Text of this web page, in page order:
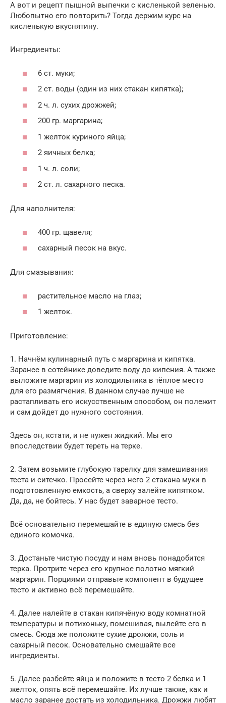
А вот и рецепт пышной выпечки с кисленькой зеленью.
Любопытно его повторить? Тогда держим курс на
кисленькую вкуснятину.
Ингредиенты:
6 ст. муки;
2 ст. воды (один из них стакан кипятка);
2 ч. л. сухих дрожжей;
200 гр. маргарина;
1 желток куриного яйца;
2 яичных белка;
1 ч. л. соли;
2 ст. л. сахарного песка.
Для наполнителя:
400 гр. щавеля;
сахарный песок на вкус.
Для смазывания:
растительное масло на глаз;
1 желток.
Приготовление:
1. Начнём кулинарный путь с маргарина и кипятка.
Заранее в сотейнике доведите воду до кипения. А также
выложите маргарин из холодильника в тёплое место
для его размягчения. В данном случае лучше не
растапливать его искусственным способом, он полежит
и сам дойдет до нужного состояния.
Здесь он, кстати, и не нужен жидкий. Мы его
впоследствии будет тереть на терке.
2. Затем возьмите глубокую тарелку для замешивания
теста и ситечко. Просейте через него 2 стакана муки в
подготовленную емкость, а сверху залейте кипятком.
Да, да, не бойтесь. У нас будет заварное тесто.
Всё основательно перемешайте в единую смесь без
единого комочка.
3. Достаньте чистую посуду и нам вновь понадобится
терка. Протрите через его крупное полотно мягкий
маргарин. Порциями отправьте компонент в будущее
тесто и активно всё перемешайте.
4. Далее налейте в стакан кипячёную воду комнатной
температуры и потихоньку, помешивая, вылейте его в
смесь. Сюда же положите сухие дрожжи, соль и
сахарный песок. Основательно смешайте все
ингредиенты.
5. Далее разбейте яйца и положите в тесто 2 белка и 1
желток, опять всё перемешайте. Их лучше также, как и
масло заранее достать из холодильника. Дрожжи любят